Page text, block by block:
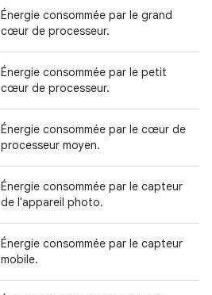
Énergie consommée par le grand
cœur de processeur.
Énergie consommée par le petit
cœur de processeur.
Énergie consommée par le cœur de
processeur moyen.
Énergie consommée par le capteur
de l'appareil photo.
Énergie consommée par le capteur
mobile.